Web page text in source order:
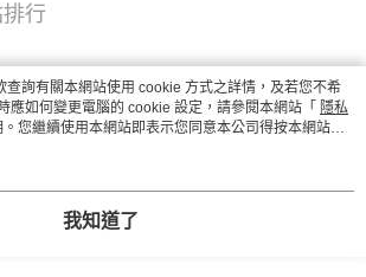
行
查詢有關本網站使用 cookie 方式之詳情，及若您不希
應如何變更電腦的 cookie 設定，請參閱本網站「 隱私
。您繼續使用本網站即表示您同意本公司得按本網站使
cookie。
我知道了